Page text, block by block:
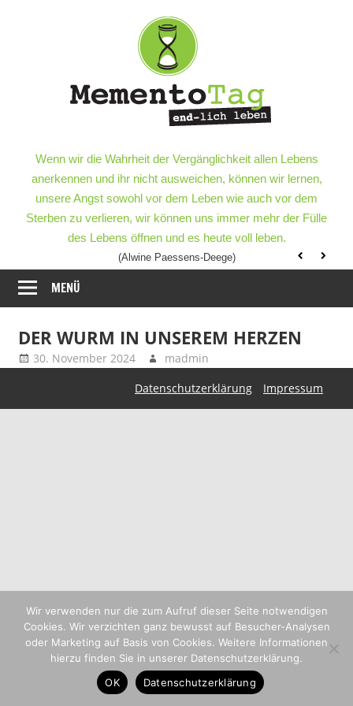
leben
end-
lich
leben
Wenn wir die Wahrheit der Vergänglichkeit allen Lebens
anerkennen und ihr nicht ausweichen, können wir lernen,
unsere Angst sowohl vor dem Leben wie auch vor dem
Sterben zu verlieren, wir können uns immer mehr der Fülle
des Lebens öffnen und es heute voll leben.
(Alwine Paessens-Deege)
MENÜ
DER WURM IN UNSEREM HERZEN
30. November 2024
madmin
Datenschutzerklärung
Impressum
Wir verwenden nur die zum Aufruf dieser Seite notwendigen
Cookies. Wir verzichten ganz bewusst auf Besucher-Analysen
oder Marketing auf Basis von Cookies. Weitere Informationen
hierzu finden Sie in unserer Datenschutzerklärung.
OK
Datenschutzerklärung